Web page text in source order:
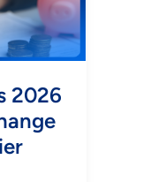
2026